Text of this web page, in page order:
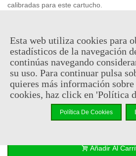
calibradas para este cartucho.
todos los mecanismos para accionar el
palanca para cargar un nuevo cartucho,
207,95 € (impuestos inc.)
Consultar disponibilidad
Añadir Al
Esta web utiliza cookies para
estadísticos de la navegación
continúas navegando
su uso. Para continuar pulsa
quieres más información
cookies, haz click en 'Política
Política De Cookies